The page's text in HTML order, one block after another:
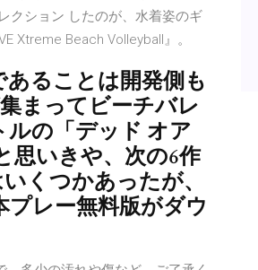
クション したのが、水着姿のギ
Xtreme Beach Volleyball』。
あることは開発側も
まってビーチバレ
の「デッド オア
思いきや、次の6作
くつかあったが、
レー無料版がダウ